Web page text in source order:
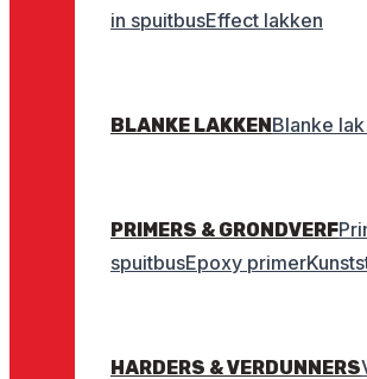
in spuitbusEffect lakken
BLANKE LAKKENBlanke
PRIMERS & GRONDVERF
spuitbusEpoxy primer
HARDERS & VERDUNNERS